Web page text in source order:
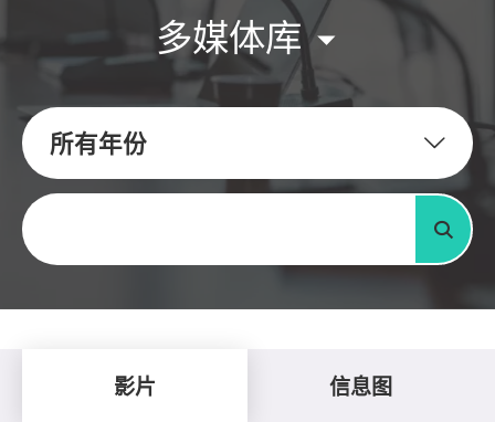
多媒体库
所有年份
关键字
搜寻
影片 信息图